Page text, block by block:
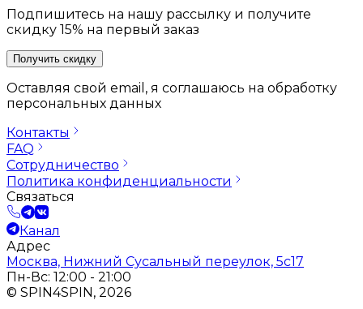
Подпишитесь на нашу рассылку и получите
скидку 15% на первый заказ
Получить скидку
Оставляя свой email, я соглашаюсь на обработку
персональных данных
Контакты
FAQ
Сотрудничество
Политика конфиденциальности
Связаться
Канал
Адрес
Москва, Нижний Сусальный переулок, 5с17
Пн-Вс: 12:00 - 21:00
© SPIN4SPIN, 2026